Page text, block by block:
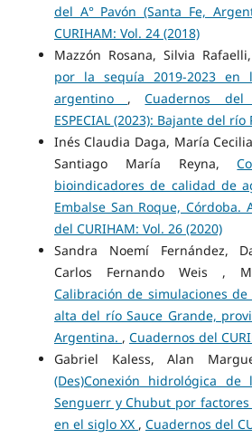
del A° Pavón (Santa Fe,
CURIHAM: Vol. 24 (2018)
Mazzón Rosana, Silvia
por la sequía 2019-2023 en
argentino ,Cuadernos del
ESPECIAL (2023): Bajante del río
Inés Claudia Daga, María
Santiago María Reyna,
bioindicadores de calidad de
Embalse San Roque, Córdoba.
del CURIHAM: Vol. 26 (2020)
Sandra Noemí Fernández,
Carlos Fernando Weis ,
Calibración de simulaciones
alta del río Sauce Grande,
Argentina. , Cuadernos del
Gabriel Kaless, Alan
(Des)Conexión hidrológica de
Senguerr y Chubut por
en el siglo XX , Cuadernos del